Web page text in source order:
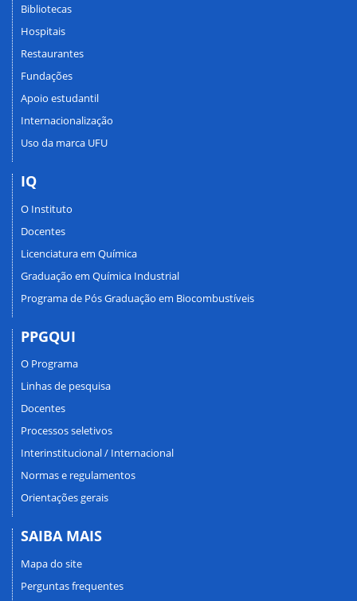
Bibliotecas
Hospitais
Restaurantes
Fundações
Apoio estudantil
Internacionalização
Uso da marca UFU
IQ
O Instituto
Docentes
Licenciatura em Química
Graduação em Química Industrial
Programa de Pós Graduação em Biocombustíveis
PPGQUI
O Programa
Linhas de pesquisa
Docentes
Processos seletivos
Interinstitucional / Internacional
Normas e regulamentos
Orientações gerais
SAIBA MAIS
Mapa do site
Perguntas frequentes